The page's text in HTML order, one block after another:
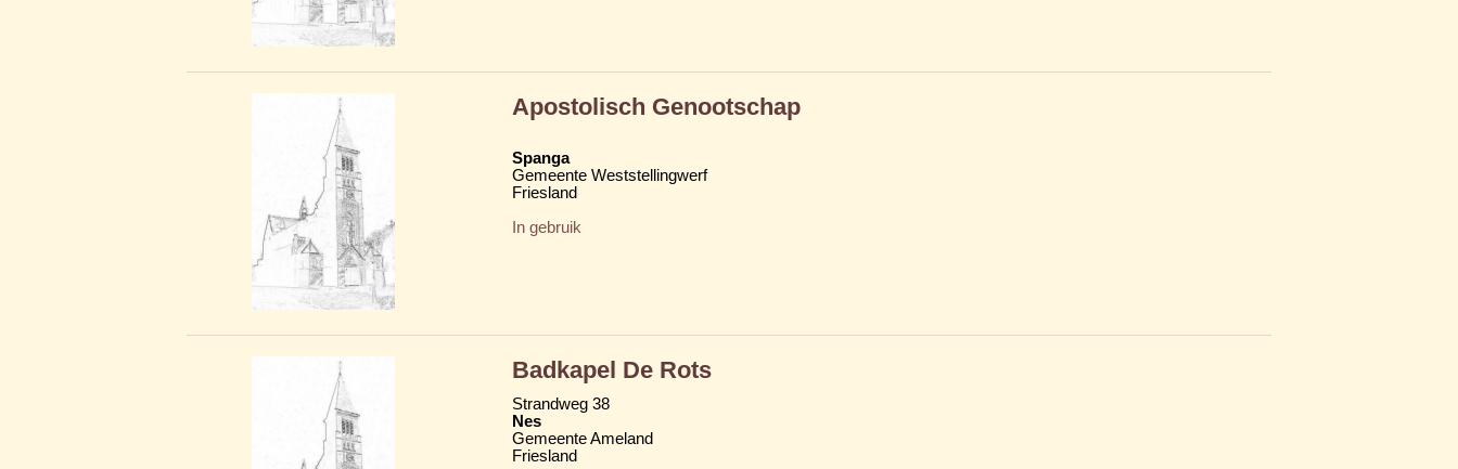
Apostolisch Genootschap
Spanga
Gemeente Weststellingwerf
Friesland
In gebruik
Badkapel De Rots
Strandweg 38
Nes
Gemeente Ameland
Friesland